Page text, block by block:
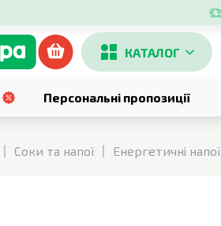
КАТАЛОГ
Персональні пропозиції
Соки та напої Енергетичні напої